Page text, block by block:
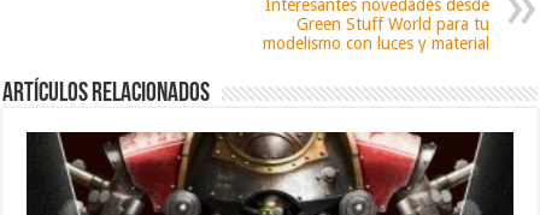
Interesantes novedades desde
Green Stuff World para tu
modelismo con luces y material
Artículos relacionados